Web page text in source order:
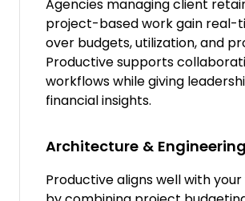
Agencies managing client
project-based work gain real-
over budgets, utilization, and
Productive supports
workflows while giving
financial insights.
Architecture &
Productive aligns well with